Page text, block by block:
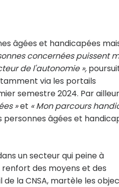
âgées et handicapées
concernées puissent
de l'autonomie »,
via les portails
semestre 2024. Par
»et « Mon parcours
personnes âgées et
un secteur qui peine à
des moyens et des
de la CNSA, martèle les